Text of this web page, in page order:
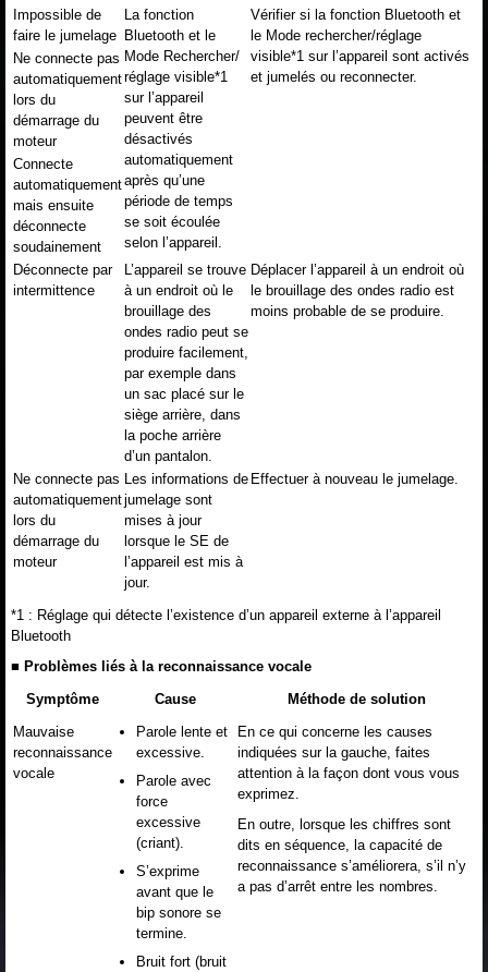
Impossible de
faire le jumelage
La fonction
Bluetooth et le
Mode Rechercher/
réglage visible*1
sur l’appareil
peuvent être
désactivés
automatiquement
après qu’une
période de temps
se soit écoulée
selon l’appareil.
Vérifier si la fonction Bluetooth et
le Mode rechercher/réglage
visible*1 sur l’appareil sont activés
et jumelés ou reconnecter.
Ne connecte pas
automatiquement
lors du
démarrage du
moteur
Connecte
automatiquement
mais ensuite
déconnecte
soudainement
Déconnecte par
intermittence
L’appareil se trouve
à un endroit où le
brouillage des
ondes radio peut se
produire facilement,
par exemple dans
un sac placé sur le
siège arrière, dans
la poche arrière
d’un pantalon.
Déplacer l’appareil à un endroit où
le brouillage des ondes radio est
moins probable de se produire.
Ne connecte pas
automatiquement
lors du
démarrage du
moteur
Les informations de
jumelage sont
mises à jour
lorsque le SE de
l’appareil est mis à
jour.
Effectuer à nouveau le jumelage.
*1 : Réglage qui détecte l’existence d’un appareil externe à l’appareil
Bluetooth
■ Problèmes liés à la reconnaissance vocale
Symptôme
Cause
Méthode de solution
Mauvaise
reconnaissance
vocale
Parole lente et
excessive.
Parole avec
force
excessive
(criant).
S’exprime
avant que le
bip sonore se
termine.
Bruit fort (bruit
En ce qui concerne les causes
indiquées sur la gauche, faites
attention à la façon dont vous vous
exprimez.
En outre, lorsque les chiffres sont
dits en séquence, la capacité de
reconnaissance s’améliorera, s’il n’y
a pas d’arrêt entre les nombres.